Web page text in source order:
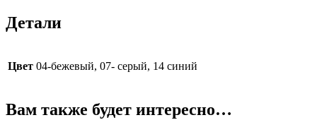
Детали
Цвет 04-бежевый, 07- серый, 14 синий
Вам также будет интересно…